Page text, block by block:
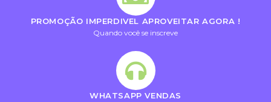
PROMOÇÃO IMPERDIVEL APROVEITAR AGORA !
Quando você se inscreve
WHATSAPP VENDAS